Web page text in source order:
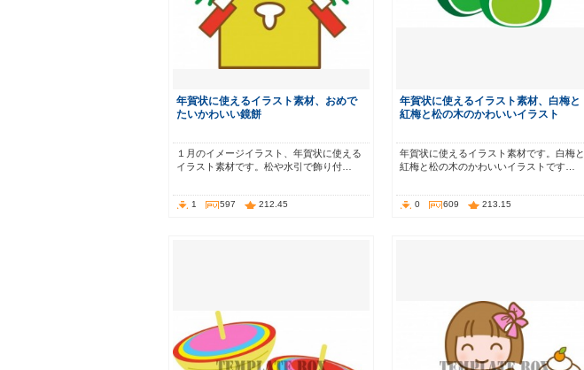
年賀状に使えるイラスト素材、おめで
たいかわいい鏡餅
１月のイメージイラスト、年賀状に使える
イラスト素材です。松や水引で飾り付…
1 597 212.45
年賀状に使えるイラスト素材、白梅と
紅梅と松の木のかわいいイラスト
年賀状に使えるイラスト素材です。白梅と
紅梅と松の木のかわいいイラストです…
0 609 213.15